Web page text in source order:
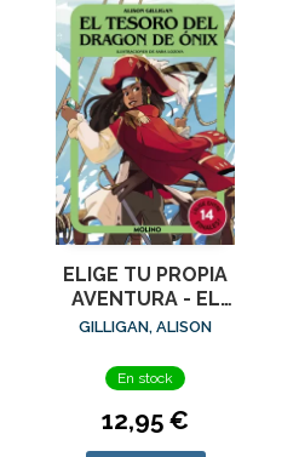
ELIGE TU PROPIA
AVENTURA - EL
TESORO DEL
GILLIGAN, ALISON
En stock
12,95 €